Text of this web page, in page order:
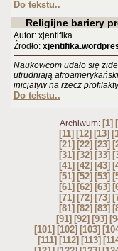
Do tekstu..
Religijne bariery
Autor: xjentifika
Źrodło:
Naukowcom udało się
utrudniają
inicjatyw na rzecz
Do tekstu..
Archiwum: [1]
[11] [12] [13]
[21] [22] [23]
[31] [32] [33]
[41] [42] [43]
[51] [52] [53]
[61] [62] [63]
[71] [72] [73]
[81] [82] [83]
[91] [92] [93]
[101] [102] [103]
[111] [112] [113]